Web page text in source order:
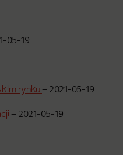
05-19
rynku – 2021-05-19
– 2021-05-19